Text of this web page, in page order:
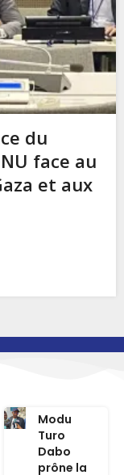
du
face au
et aux
Modu
Turo
Dabo
prône la